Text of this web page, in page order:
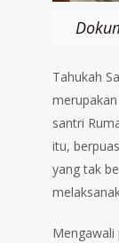
Tahukah
santri
itu,
yang tak
Mengawali